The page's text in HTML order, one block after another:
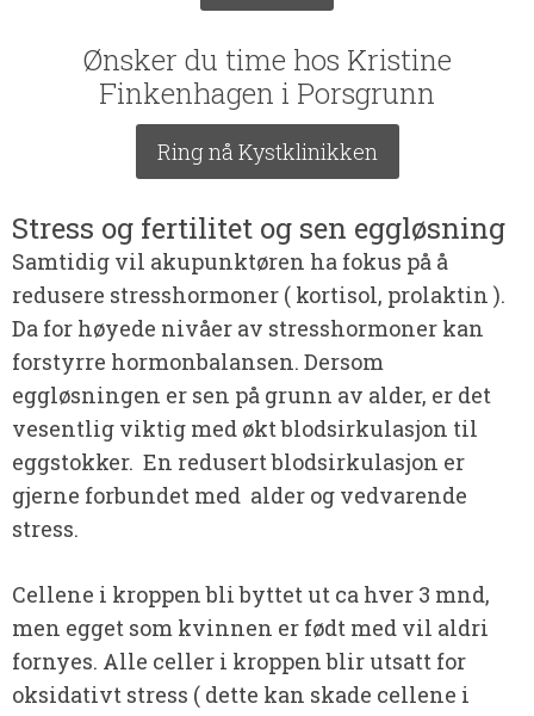
Ønsker du time hos Kristine
Finkenhagen i Porsgrunn
Ring nå Kystklinikken
Stress og fertilitet og sen eggløsning
Samtidig vil akupunktøren ha fokus på å
redusere stresshormoner ( kortisol, prolaktin ).
Da for høyede nivåer av stresshormoner kan
forstyrre hormonbalansen. Dersom
eggløsningen er sen på grunn av alder, er det
vesentlig viktig med økt blodsirkulasjon til
eggstokker. En redusert blodsirkulasjon er
gjerne forbundet med alder og vedvarende
stress.
Cellene i kroppen bli byttet ut ca hver 3 mnd,
men egget som kvinnen er født med vil aldri
fornyes. Alle celler i kroppen blir utsatt for
oksidativt stress ( dette kan skade cellene i